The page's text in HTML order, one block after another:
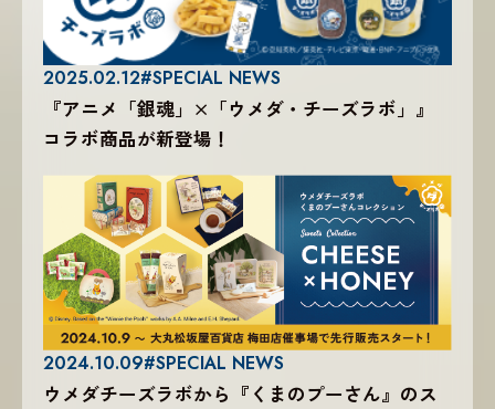
2025.02.12#SPECIAL NEWS
『アニメ「銀魂」×「ウメダ・チーズラボ」』
コラボ商品が新登場！
2024.10.09#SPECIAL NEWS
ウメダチーズラボから『くまのプーさん』のス